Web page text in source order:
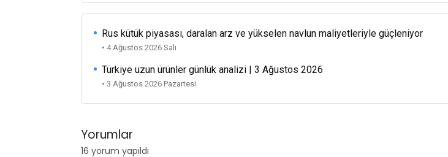
Rus kütük piyasası, daralan arz ve yükselen navlun maliyetleriyle güçleniyor
• 4 Ağustos 2026 Salı
Türkiye uzun ürünler günlük analizi | 3 Ağustos 2026
• 3 Ağustos 2026 Pazartesi
Yorumlar
16 yorum yapıldı